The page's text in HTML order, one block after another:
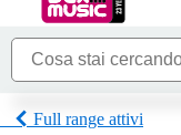
Full range attivi